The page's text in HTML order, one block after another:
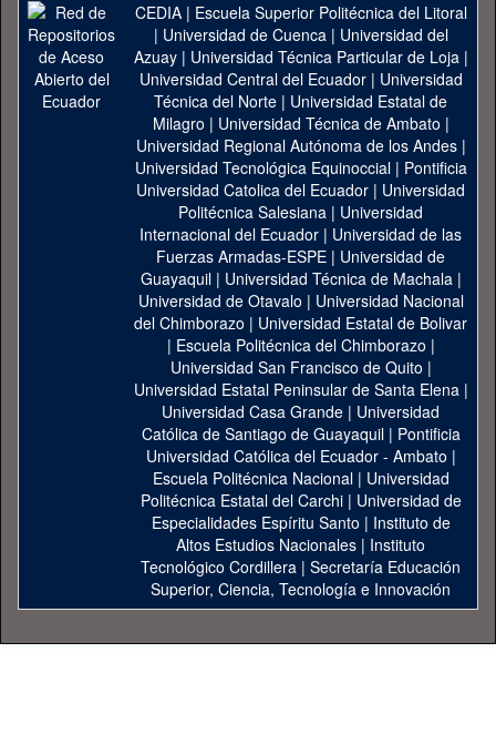
CEDIA| Escuela Superior Politécnica del Litoral
| Universidad de Cuenca| Universidad del
Azuay| Universidad Técnica Particular de Loja|
Universidad Central del Ecuador| Universidad
Técnica del Norte | Universidad Estatal de
Milagro | Universidad Técnica de Ambato |
Universidad Regional Autónoma de los Andes|
Universidad Tecnológica Equinoccial| Pontificia
Universidad Catolica del Ecuador | Universidad
Politécnica Salesiana | Universidad
Internacional del Ecuador | Universidad de las
Fuerzas Armadas-ESPE | Universidad de
Guayaquil| Universidad Técnica de Machala|
Universidad de Otavalo | Universidad Nacional
del Chimborazo | Universidad Estatal de Bolivar
| Escuela Politécnica del Chimborazo |
Universidad San Francisco de Quito |
Universidad Estatal Peninsular de Santa Elena|
Universidad Casa Grande | Universidad
Católica de Santiago de Guayaquil| Pontificia
Universidad Católica del Ecuador - Ambato |
Escuela Politécnica Nacional| Universidad
Politécnica Estatal del Carchi| Universidad de
Especialidades Espíritu Santo | Instituto de
Altos Estudios Nacionales | Instituto
Tecnológico Cordillera | Secretaría Educación
Superior, Ciencia, Tecnología e Innovación